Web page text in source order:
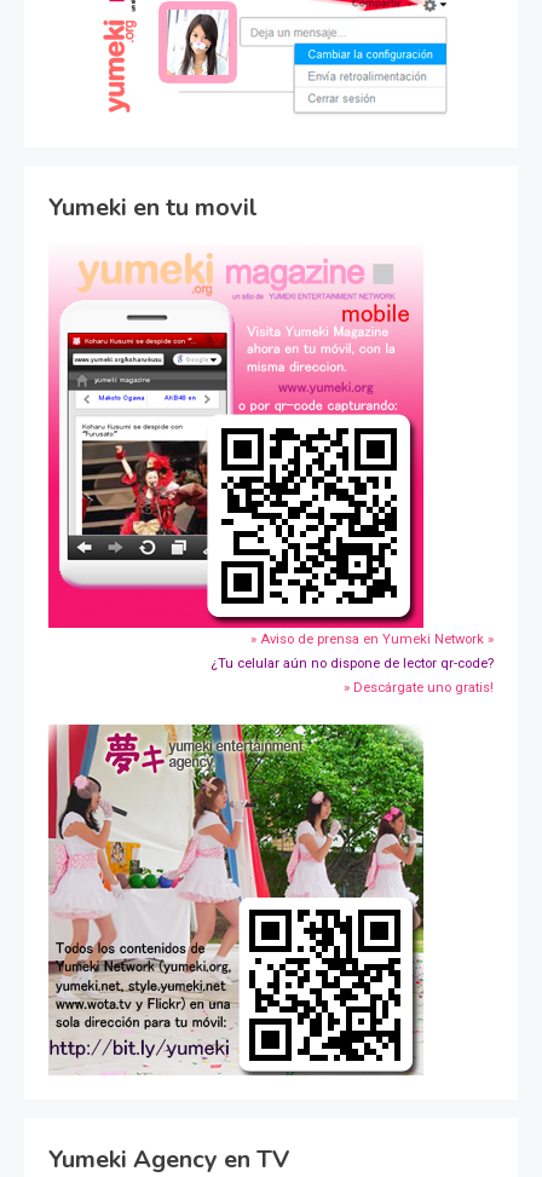
Yumeki en tu movil
» Aviso de prensa en Yumeki Network »
¿Tu celular aún no dispone de lector qr-code?
» Descárgate uno gratis!
Yumeki Agency en TV